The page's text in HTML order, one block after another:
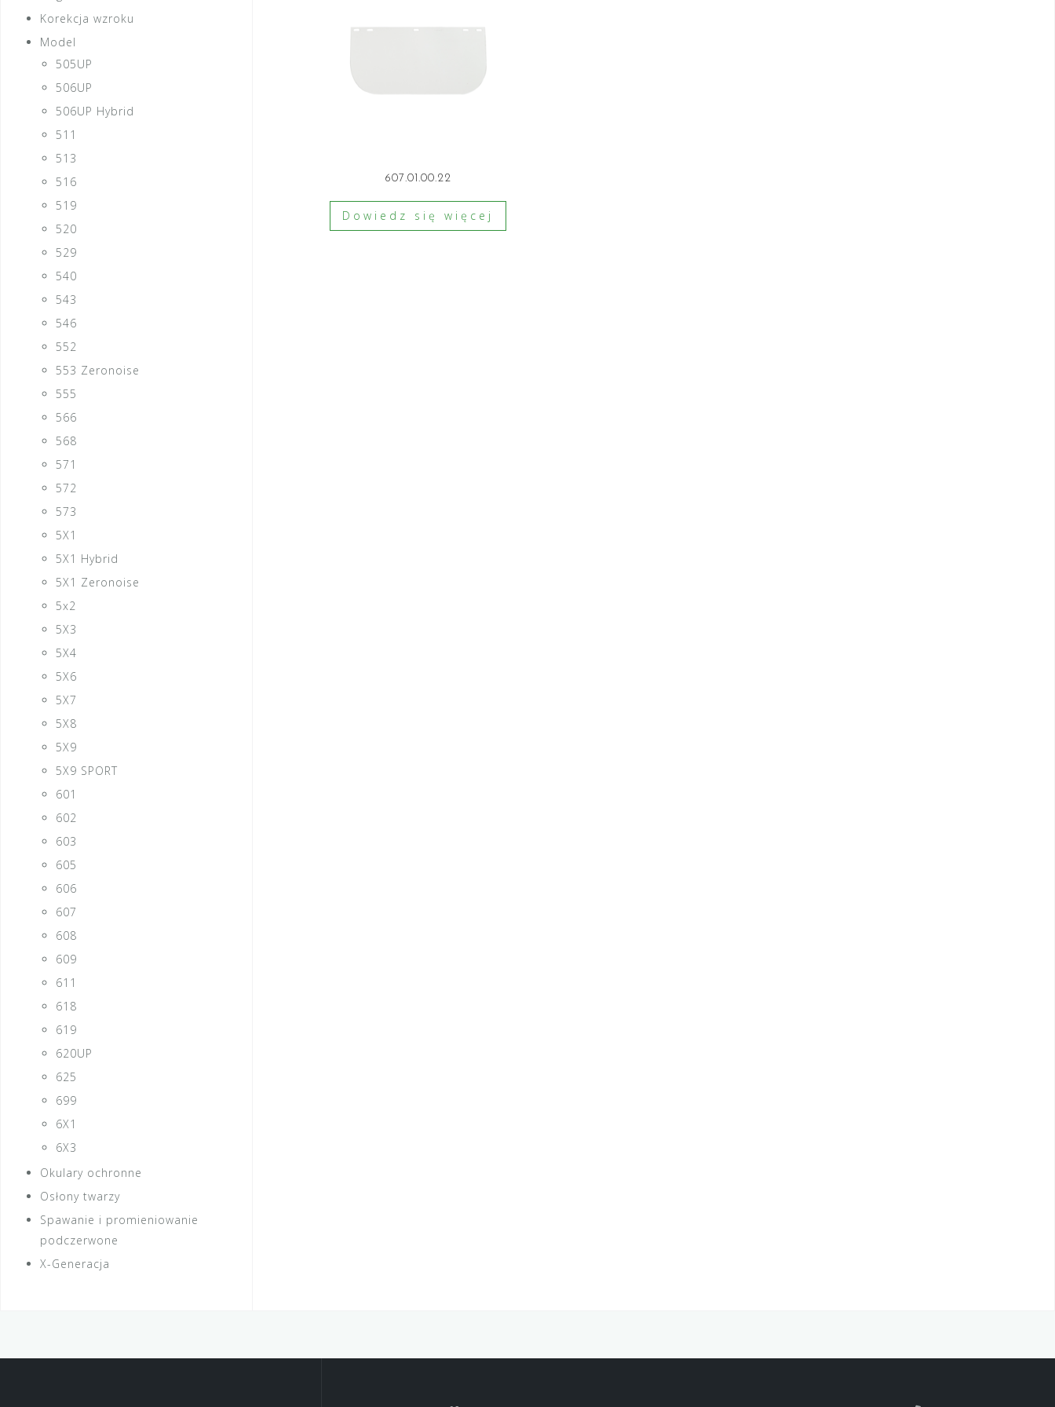
607.01.00.22
Dowiedz się więcej
Korekcja wzroku
Model
505UP
506UP
506UP Hybrid
511
513
516
519
520
529
540
543
546
552
553 Zeronoise
555
566
568
571
572
573
5X1
5X1 Hybrid
5X1 Zeronoise
5x2
5X3
5X4
5X6
5X7
5X8
5X9
5X9 SPORT
601
602
603
605
606
607
608
609
611
618
619
620UP
625
699
6X1
6X3
Okulary ochronne
Osłony twarzy
Spawanie i promieniowanie
podczerwone
X-Generacja